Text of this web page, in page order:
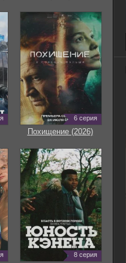
6 серия
Похищение (2026)
8 серия